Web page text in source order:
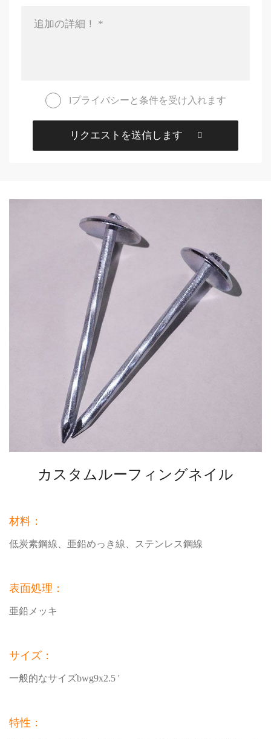
リクエストを送信します
lプライバシーと条件を受け入れます
カスタムルーフィングネイル
材料：
低炭素鋼線、亜鉛めっき線、ステンレス鋼線
表面処理：
亜鉛メッキ
サイズ：
一般的なサイズbwg9x2.5 '
特性：